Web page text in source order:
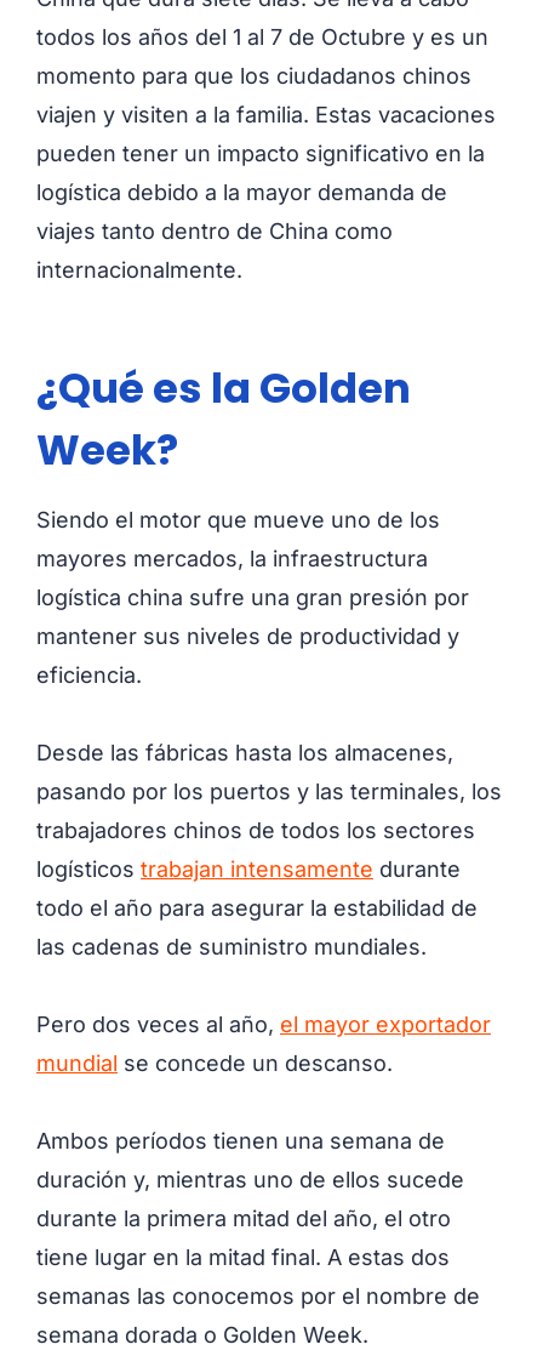
todos los años del 1 al 7 de Octubre y es un
momento para que los ciudadanos chinos
viajen y visiten a la familia. Estas vacaciones
pueden tener un impacto significativo en la
logística debido a la mayor demanda de
viajes tanto dentro de China como
internacionalmente.
¿Qué es la Golden
Week?
Siendo el motor que mueve uno de los
mayores mercados, la infraestructura
logística china sufre una gran presión por
mantener sus niveles de productividad y
eficiencia.
Desde las fábricas hasta los almacenes,
pasando por los puertos y las terminales, los
trabajadores chinos de todos los sectores
logísticos trabajan intensamente durante
todo el año para asegurar la estabilidad de
las cadenas de suministro mundiales.
Pero dos veces al año, el mayor exportador
mundial se concede un descanso.
Ambos períodos tienen una semana de
duración y, mientras uno de ellos sucede
durante la primera mitad del año, el otro
tiene lugar en la mitad final. A estas dos
semanas las conocemos por el nombre de
semana dorada o Golden Week.